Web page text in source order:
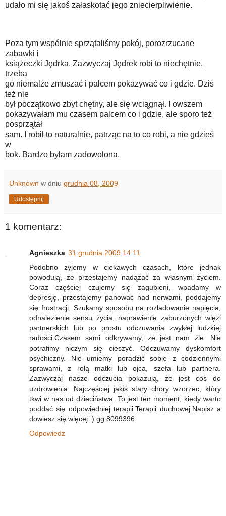
udało mi się jakoś załaskotać jego zniecierpliwienie.
Poza tym wspólnie sprzątaliśmy pokój, porozrzucane
zabawki i
książeczki Jędrka. Zazwyczaj Jędrek robi to niechętnie,
trzeba
go niemalże zmuszać i palcem pokazywać co i gdzie. Dziś
też nie
był początkowo zbyt chętny, ale się wciągnął. I owszem
pokazywałam mu czasem palcem co i gdzie, ale sporo też
posprzątał
sam. I robił to naturalnie, patrząc na to co robi, a nie gdzieś
w
bok. Bardzo byłam zadowolona.
Unknown w dniu grudnia 08, 2009
Udostępnij
1 komentarz:
Agnieszka 31 grudnia 2009 14:11
Podobno żyjemy w ciekawych czasach, które jednak
powodują, że przestajemy nadążać za własnym życiem.
Coraz częściej czujemy się zagubieni, wpadamy w
depresję, przestajemy panować nad nerwami, poddajemy
się frustracji. Szukamy sposobu na rozładowanie napięcia,
odnalezienie sensu życia, naprawienie zaburzonych więzi
partnerskich lub po prostu odczuwania zwykłej ludzkiej
radości.Czasem sami odkrywamy, ze jest nam źle. Nie
potrafimy niczym się cieszyć. Odczuwamy dyskomfort
psychiczny. Nie umiemy poradzić sobie z codziennymi
sprawami, z rolą matki lub ojca, szefa lub partnera.
Zazwyczaj nasze odczucia pokazują, że jest coś do
uzdrowienia. Najczęściej jakiś stary chory wzorzec, który
tkwi w nas od dzieciństwa. To jest ten moment, kiedy warto
poddać się odpowiedniej terapii.Terapii duchowej.Napisz a
dowiesz się więcej :) gg 8099396
Odpowiedz